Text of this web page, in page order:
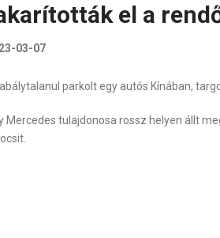
el a
03-07
parkolt egy autós Kínában,
Mercedes tulajdonosa rossz helyen állt